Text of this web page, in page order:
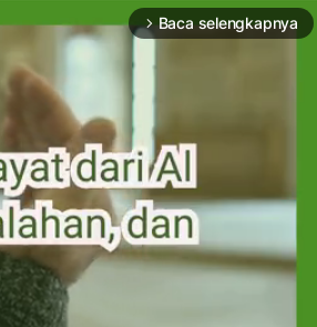
arrow_forward_ios Baca selengkapnya